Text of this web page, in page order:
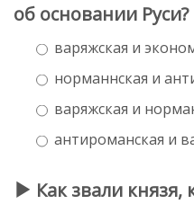
об основании Руси?
варяжская и
норманнская и
варяжская и
антироманская и
Как звали